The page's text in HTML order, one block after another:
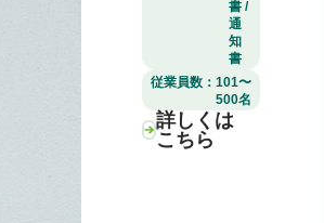
書 /
通
知
書
従業員数： 101〜
500名
詳しくは
こちら